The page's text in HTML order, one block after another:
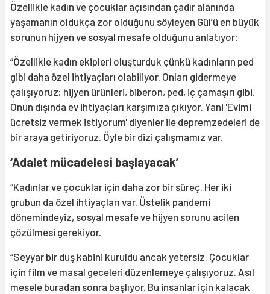
Özellikle kadın ve çocuklar açısından çadır alanında
yaşamanın oldukça zor olduğunu söyleyen Gül’ü en büyük
sorunun hijyen ve sosyal mesafe olduğunu anlatıyor:
“Özellikle kadın ekipleri oluşturduk çünkü kadınların ped
gibi daha özel ihtiyaçları olabiliyor. Onları gidermeye
çalışıyoruz; hijyen ürünleri, biberon, ped, iç çamaşırı gibi.
Onun dışında ev ihtiyaçları karşımıza çıkıyor. Yani 'Evimi
ücretsiz vermek istiyorum' diyenler ile depremzedeleri de
bir araya getiriyoruz. Öyle bir dizi çalışmamız var.
‘Adalet mücadelesi başlayacak’
“Kadınlar ve çocuklar için daha zor bir süreç. Her iki
grubun da özel ihtiyaçları var. Üstelik pandemi
dönemindeyiz, sosyal mesafe ve hijyen sorunu acilen
çözülmesi gerekiyor.
“Seyyar bir duş kabini kuruldu ancak yetersiz. Çocuklar
için film ve masal geceleri düzenlemeye çalışıyoruz. Asıl
mesele buradan sonra başlıyor. Bu insanlar için kalacak